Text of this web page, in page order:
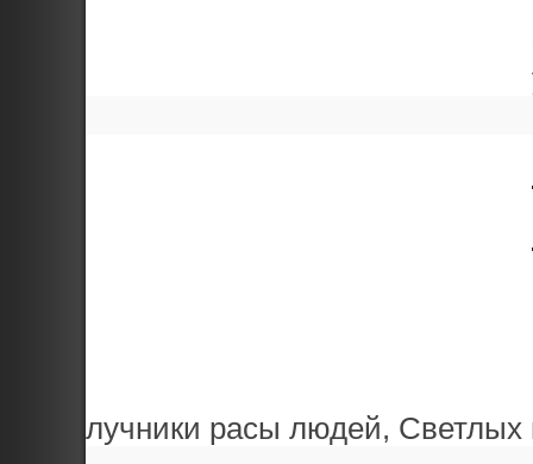
лучники расы людей,